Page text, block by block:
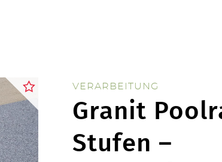
KONTAKT
VERARBEITUNG
Granit
Stufen –